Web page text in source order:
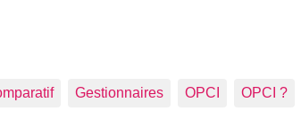
Gestionnaires OPCI OPCI ?